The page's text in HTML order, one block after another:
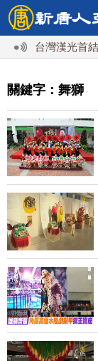
台灣漢光首結合
關鍵字：舞獅